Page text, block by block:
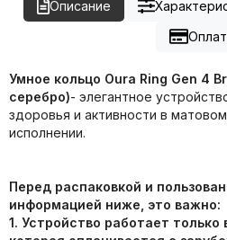
Описание
Умное кольцо Oura Ring Gen 4
серебро)- элегантное
здоровья и активности в
исполнении.
Перед распаковкой и
информацией ниже, это важно:
1. Устройство работает только